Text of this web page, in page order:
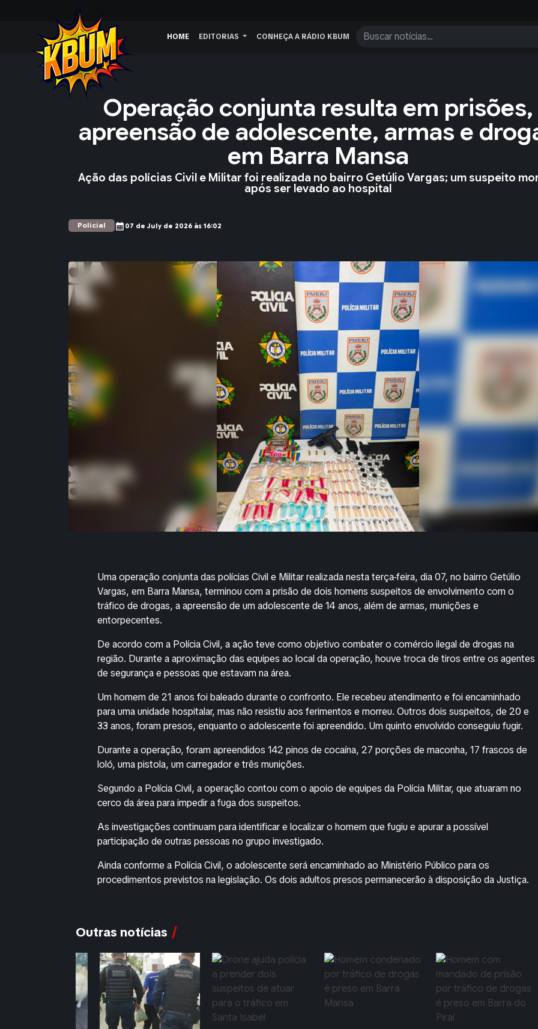
HOME EDITORIAS CONHEÇA A RÁDIO KBUM
Operação conjunta resulta em prisões,
apreensão de adolescente, armas e
em Barra Mansa
Ação das polícias Civil e Militar foi realizada no bairro Getúlio Vargas; um suspeito
após ser levado ao hospital
Policial calendar_month 07 de July de 2026 às 16:02
Uma operação conjunta das polícias Civil e Militar realizada nesta terça-feira, dia 07, no bairro Getúlio
Vargas, em Barra Mansa, terminou com a prisão de dois homens suspeitos de envolvimento com o
tráfico de drogas, a apreensão de um adolescente de 14 anos, além de armas, munições e
entorpecentes.
De acordo com a Polícia Civil, a ação teve como objetivo combater o comércio ilegal de drogas na
região. Durante a aproximação das equipes ao local da operação, houve troca de tiros entre os agentes
de segurança e pessoas que estavam na área.
Um homem de 21 anos foi baleado durante o confronto. Ele recebeu atendimento e foi encaminhado
para uma unidade hospitalar, mas não resistiu aos ferimentos e morreu. Outros dois suspeitos, de 20 e
33 anos, foram presos, enquanto o adolescente foi apreendido. Um quinto envolvido conseguiu fugir.
Durante a operação, foram apreendidos 142 pinos de cocaína, 27 porções de maconha, 17 frascos de
loló, uma pistola, um carregador e três munições.
Segundo a Polícia Civil, a operação contou com o apoio de equipes da Polícia Militar, que atuaram no
cerco da área para impedir a fuga dos suspeitos.
As investigações continuam para identificar e localizar o homem que fugiu e apurar a possível
participação de outras pessoas no grupo investigado.
Ainda conforme a Polícia Civil, o adolescente será encaminhado ao Ministério Público para os
procedimentos previstos na legislação. Os dois adultos presos permanecerão à disposição da Justiça.
Outras notícias